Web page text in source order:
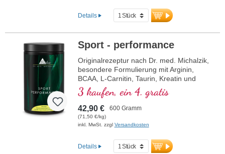
Frei von künstlichen Zusätzen, vegan
und gentechnikfrei
Über 20 Jahre Erfahrung in der
Entwicklung hochwertiger
Nahrungsergänzungsmittel
Ideal für Muskelaufbau & hochintensives
Training
Perfekt löslich & angenehm im
Geschmack
Flexibel dosierbar – ideal für Shakes
oder pur
100 % rein, vegan & ohne Zusätze
Von Ärzten entwickelt, in Deutschland
produziert
Über 20 Jahre Erfahrung – Qualität, die
überzeugt
Details
Sport - performance
Originalrezeptur nach Dr. med. Michalzik,
besondere Formulierung mit Arginin,
BCAA, L-Carnitin, Taurin, Kreatin und
Magnesium.
3 kaufen, ein 4. gratis
42,90 € 600 Gramm
(71,50 €/kg)
inkl. MwSt. zzgl Versandkosten
Details